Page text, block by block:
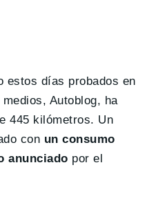
estos días probados en
Autoblog, ha
445 kilómetros. Un
con un consumo
anunciado por el